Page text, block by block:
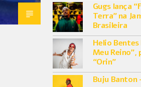
Gugs lança
Terra” na
Brasileira
Helio Bentes
Meu Reino”,
“Orin”
Buju